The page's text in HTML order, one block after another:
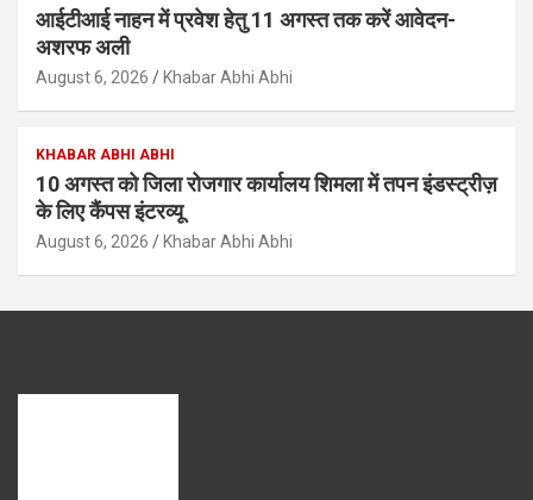
आईटीआई नाहन में प्रवेश हेतु 11 अगस्त तक करें आवेदन-
अशरफ अली
August 6, 2026 Khabar Abhi Abhi
KHABAR ABHI ABHI
10 अगस्त को जिला रोजगार कार्यालय शिमला में तपन इंडस्ट्रीज़
के लिए कैंपस इंटरव्यू
August 6, 2026 Khabar Abhi Abhi